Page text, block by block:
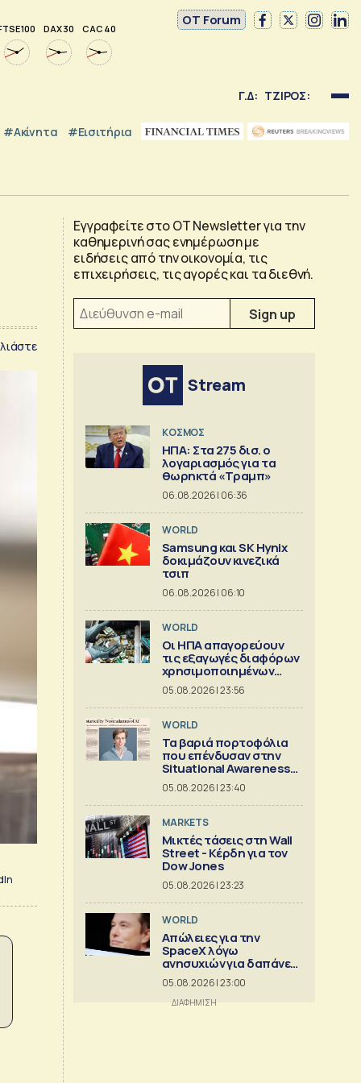
100 DAX 30 CAC 40
OT Forum
Γ.Δ: ΤΖΙΡΟΣ:
#Ακίνητα #εισιτήρια
Εγγραφείτε στο OT Newsletter για την
καθημερινή σας ενημέρωση με
ειδήσεις από την οικονομία, τις
επιχειρήσεις, τις αγορές και τα διεθνή.
Stream
ΚΟΣΜΟΣ
ΗΠΑ: Στα 275 δισ. ο
λογαριασμός για τα
θωρηκτά «Τραμπ»
06.08.2026 | 06:36
WORLD
Samsung και SK Hynix
δοκιμάζουν κινεζικά
τσιπ
06.08.2026 | 06:10
WORLD
Οι ΗΠΑ απαγορεύουν
τις εξαγωγές διαφόρων
χρησιμοποιημένων
κρίσιμων ορυκτών
05.08.2026 | 23:56
WORLD
Τα βαριά πορτοφόλια
που επένδυσαν στην
Situational Awareness
πριν καταρρεύσει
05.08.2026 | 23:40
MARKETS
Μικτές τάσεις στη Wall
Street - Κέρδη για τον
Dow Jones
05.08.2026 | 23:23
WORLD
Απώλειες για την
SpaceX λόγω
ανησυχιών για δαπάνες
ΑΙ
05.08.2026 | 23:00